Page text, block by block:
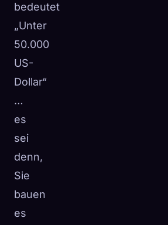
bedeutet
„Unter
50.000
US-
Dollar“
…
es
sei
denn,
Sie
bauen
es